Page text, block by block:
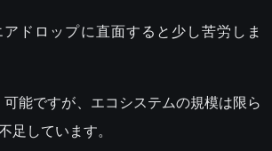
ドロップに直面すると少し苦労しま
能ですが、エコシステムの規模は限ら
足しています。